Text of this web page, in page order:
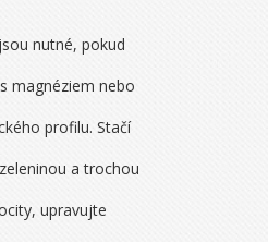
nutné, pokud
magnéziem nebo
profilu. Stačí
a trochou
upravujte